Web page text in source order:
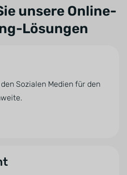
unsere Online-
Lösungen
Sozialen Medien für den